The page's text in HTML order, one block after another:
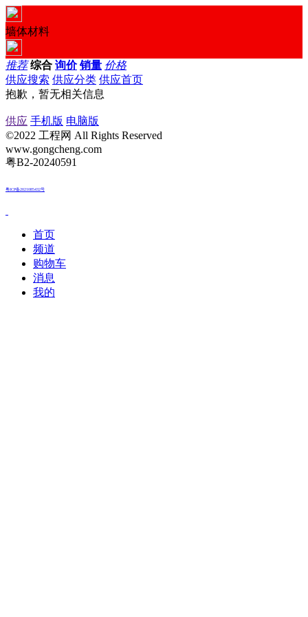
墙体材料
推荐 综合 询价 销量 价格
供应搜索 供应分类 供应首页
抱歉，暂无相关信息
供应 手机版 电脑版
©2022 工程网 All Rights Reserved
www.gongcheng.com
粤B2-20240591
粤ICP备2021085432号
首页
频道
购物车
消息
我的